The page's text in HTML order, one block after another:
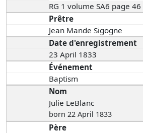
RG 1 volume SA6 page 46
Prêtre
Jean Mande Sigogne
Date d'enregistrement
23 April 1833
Événement
Baptism
Nom
Julie LeBlanc
born 22 April 1833
Père